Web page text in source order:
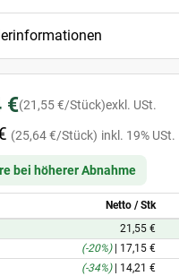
€(21,55 €/Stück)exkl. USt.
(25,64 €/Stück) inkl. 19% USt.
bei höherer Abnahme
Netto / Stk
21,55 €
(-20%) 17,15 €
(-34%) 14,21 €